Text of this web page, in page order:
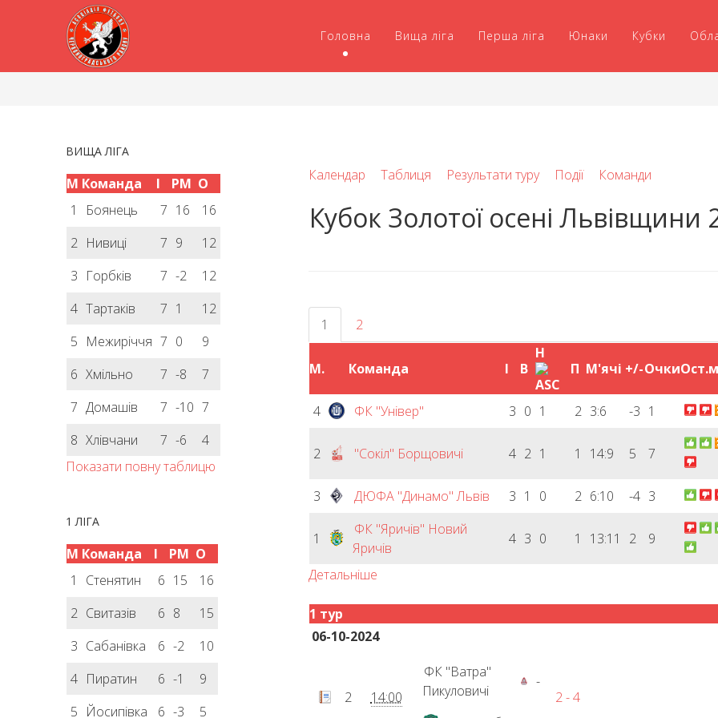
Головна Вища ліга Перша ліга Юнаки Кубки
ВИЩА ЛІГА
М Команда І РМ О
1
Боянець 7 16
16
2 Нивиці 7 9
12
3 Горбків 7 -2
12
4 Тартаків 7 1
12
5 Межиріччя 7 0
9
6 Хмільно 7 -8
7
7 Домашів 7 -10 7
8 Хлівчани 7 -6
4
Показати повну таблицю
1 ЛІГА
М Команда І РМ О
1
Стенятин 6 15
16
2 Свитазів 6 8
15
3 Сабанівка 6 -2
10
4 Пиратин 6 -1
9
5 Йосипівка 6 -3 5
Календар Таблиця Результати туру Події Команди
Кубок Золотої осені Львівщини
1 2
М. Команда І В
Н
П М'ячі +/-Очки
4 ФК "Універ" 3 0 1 2 3:6 -3 1
2 "Сокіл" Борщовичі 4 2 1 1 14:9 5 7
3 ДЮФА "Динамо" Львів 3 1 0 2 6:10 -4 3
1
ФК "Яричів" Новий
Яричів
4 3 0 1 13:11 2 9
Детальніше
1 тур
06-10-2024
2 14:00
ФК "Ватра"
Пикуловичі
-
2 - 4